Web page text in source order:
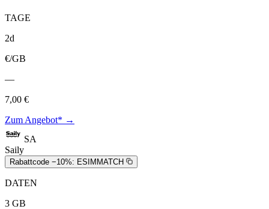
TAGE
2d
€/GB
—
7,00 €
Zum Angebot* →
SA
Saily
Rabattcode −10%: ESIMMATCH
DATEN
3 GB